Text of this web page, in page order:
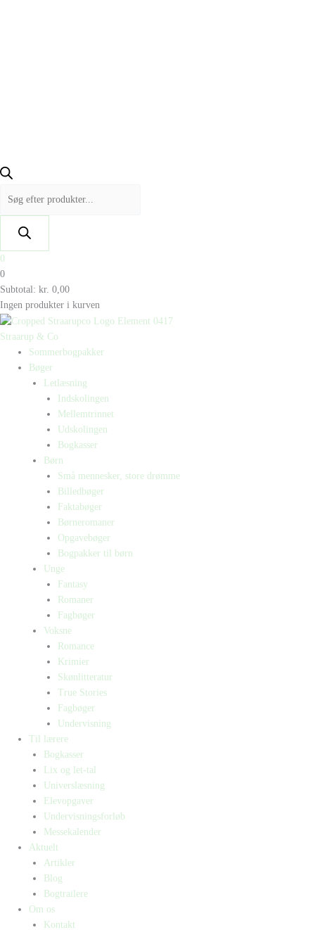
0
0
Subtotal: kr. 0,00
Ingen produkter i kurven
Straarup & Co
Sommerbogpakker
Bøger
Letlæsning
Indskolingen
Mellemtrinnet
Udskolingen
Bogkasser
Børn
Små mennesker, store drømme
Billedbøger
Faktabøger
Børneromaner
Opgavebøger
Bogpakker til børn
Unge
Fantasy
Romaner
Fagbøger
Voksne
Romance
Krimier
Skønlitteratur
True Stories
Fagbøger
Undervisning
Til lærere
Bogkasser
Lix og let-tal
Universlæsning
Elevopgaver
Undervisningsforløb
Messekalender
Aktuelt
Artikler
Blog
Bogtrailere
Om os
Kontakt